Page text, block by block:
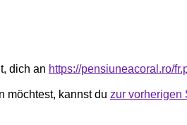
dich an https://pensiuneacoral.ro/
möchtest, kannst du zur vorherigen